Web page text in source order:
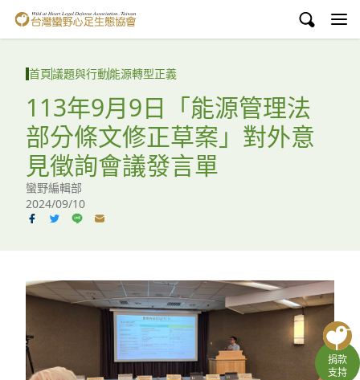
台灣蠻野心足生態協會
議題與行動
環境教育
白海豚媽祖宮
支持蠻野
臉書
捐款
支持
首頁議題與行動能源轉型正義
113年9月9日「能源管理法
部分條文修正草案」對外意
見徵詢會議發言單
蠻野編輯部
2024/09/10